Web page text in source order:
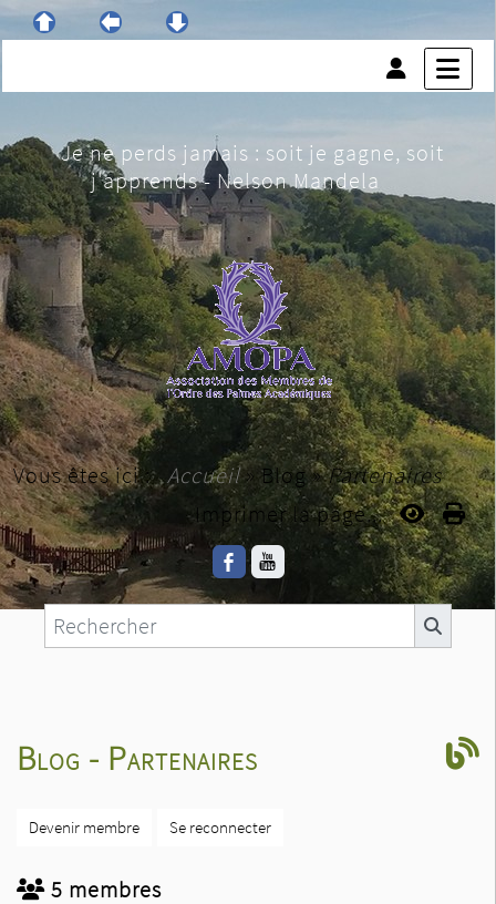
Je ne perds jamais : soit je gagne, soit
j'apprends - Nelson Mandela
Vous êtes ici :Accueil»Blog»Partenaires
Imprimer la page...
Blog - Partenaires
Devenir membre Se reconnecter
5 membres